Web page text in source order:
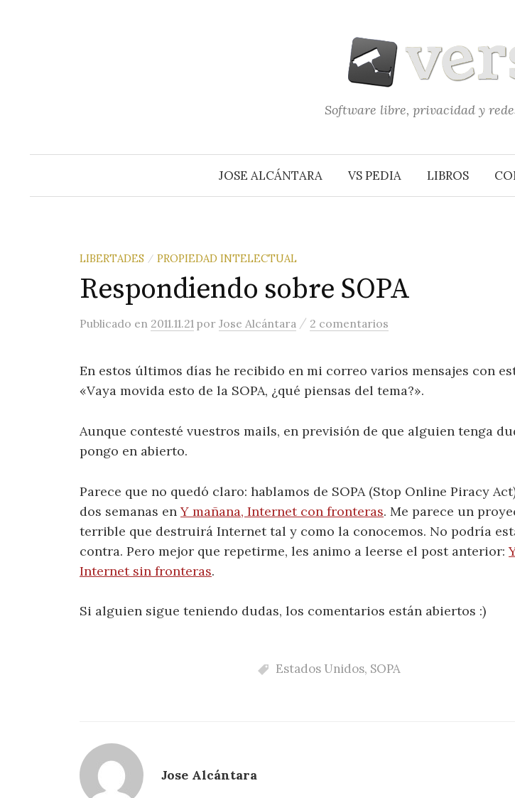
Software libre, privacidad y
JOSE ALCÁNTARA VS PEDIA LIBROS
LIBERTADES / PROPIEDAD INTELECTUAL
Respondiendo sobre SOPA
Publicado en 2011.11.21 por Jose Alcántara / 2 comentarios
En estos últimos días he recibido en mi correo varios mensajes con
«Vaya movida esto de la SOPA, ¿qué piensas del tema?».
Aunque contesté vuestros mails, en previsión de que alguien tenga
pongo en abierto.
Parece que no quedó claro: hablamos de SOPA (Stop Online Piracy
dos semanas enY mañana, Internet con fronteras. Me parece un
terrible que destruirá Internet tal y como la conocemos. No podría
contra. Pero mejor que repetirme, les animo a leerse el post anterior:
Internet sin fronteras.
Si alguien sigue teniendo dudas, los comentarios están abiertos :)
Estados Unidos, SOPA
Jose Alcántara